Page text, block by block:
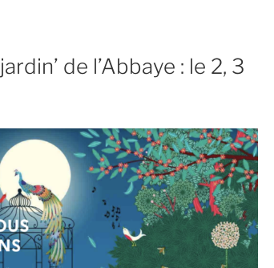
de l’Abbaye : le 2, 3